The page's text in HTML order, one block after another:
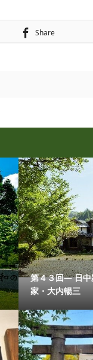
Share
第４３回― 日中
家・大内暢三